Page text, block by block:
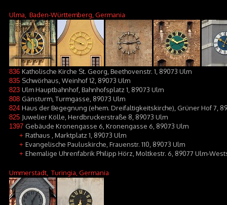
Ulma , Baden-Württemberg, Germania
836 Katholische Kirche St. Georg, Beethovenstr. 1, 89073 Ulm
835 Schwörhaus, Weinhof 12, 89073 Ulm
823 Ulm Hauptbahnhof, Bahnhofsplatz 1, 89073 Ulm
808 Gänsturm, Turmgasse, 89073 Ulm
824 Haus der Begegnung (ehem. Dreifaltigkeitskirche), Grüner Hof 7,
825 Juwelier Kölle, Herdbruckerstraße 8, 89073 Ulm
1397 Gebäude Kronengasse 6, Kronengasse 6, 89073 Ulm
+ Rathaus , Marktplatz 1, 89073 Ulm
+ Evangelische Pauluskirche, Frauenstr. 110, 89073 Ulm
+ Ehemalige Uhrenfabrik Philipp Hörz, Moltkestr. 6, 89077 Ulm-
Ummerstadt , Turingia, Germania